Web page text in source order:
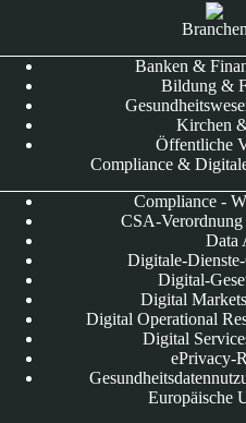
Banken &
Bildung &
Kirchen
Öffentliche
Compliance &
Compliance -
CSA-
Data
Digitale-
Digital-
Digital
Digital Operational
Digital
ePrivacy-
Europäische